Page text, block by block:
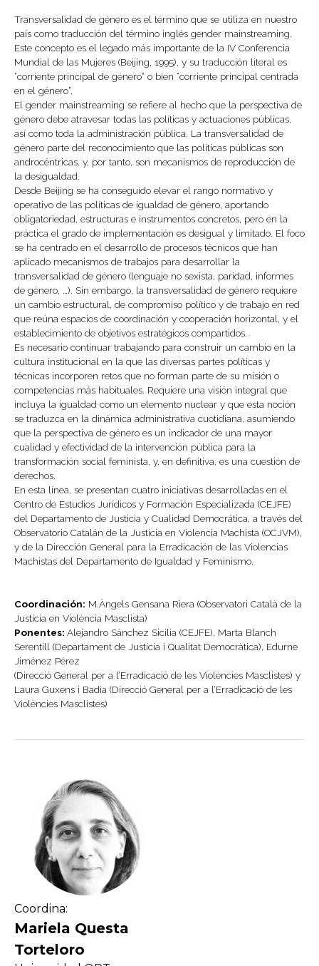
Transversalidad de género es el término que se utiliza en nuestro
país como traducción del término inglés gender mainstreaming.
Este concepto es el legado más importante de la IV Conferencia
Mundial de las Mujeres (Beijing, 1995), y su traducción literal es
“corriente principal de género” o bien “corriente principal centrada
en el género”.
El gender mainstreaming se refiere al hecho que la perspectiva de
género debe atravesar todas las políticas y actuaciones públicas,
así como toda la administración pública. La transversalidad de
género parte del reconocimiento que las políticas públicas son
androcéntricas, y, por tanto, son mecanismos de reproducción de
la desigualdad.
Desde Beijing se ha conseguido elevar el rango normativo y
operativo de las políticas de igualdad de género, aportando
obligatoriedad, estructuras e instrumentos concretos, pero en la
práctica el grado de implementación es desigual y limitado. El foco
se ha centrado en el desarrollo de procesos técnicos que han
aplicado mecanismos de trabajos para desarrollar la
transversalidad de género (lenguaje no sexista, paridad, informes
de género, …). Sin embargo, la transversalidad de género requiere
un cambio estructural, de compromiso político y de trabajo en red
que reúna espacios de coordinación y cooperación horizontal, y el
establecimiento de objetivos estratégicos compartidos.
Es necesario continuar trabajando para construir un cambio en la
cultura institucional en la que las diversas partes políticas y
técnicas incorporen retos que no forman parte de su misión o
competencias más habituales. Requiere una visión integral que
incluya la igualdad como un elemento nuclear y que esta noción
se traduzca en la dinámica administrativa cuotidiana, asumiendo
que la perspectiva de género es un indicador de una mayor
cualidad y efectividad de la intervención pública para la
transformación social feminista, y, en definitiva, es una cuestión de
derechos.
En esta línea, se presentan cuatro iniciativas desarrolladas en el
Centro de Estudios Jurídicos y Formación Especializada (CEJFE)
del Departamento de Justicia y Cualidad Democrática, a través del
Observatorio Catalán de la Justicia en Violencia Machista (OCJVM),
y de la Dirección General para la Erradicación de las Violencias
Machistas del Departamento de Igualdad y Feminismo.
Coordinación: M.Àngels Gensana Riera (Observatori Català de la
Justícia en Violència Masclista)
Ponentes: Alejandro Sánchez Sicilia (CEJFE), Marta Blanch
Serentill (Departament de Justícia i Qualitat Democràtica), Edurne
Jiménez Pérez
(Direcció General per a l’Erradicació de les Violències Masclistes) y
Laura Guxens i Badia (Direcció General per a l’Erradicació de les
Violències Masclistes)
Coordina:
Mariela Questa
Torteloro